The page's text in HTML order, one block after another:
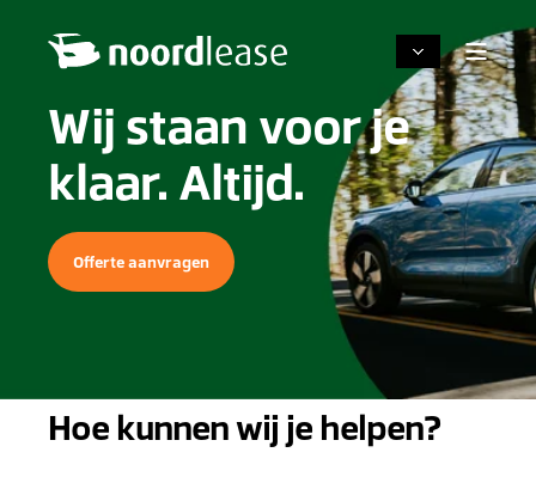
Wij staan voor je
klaar. Altijd.
Offerte aanvragen
Hoe kunnen wij je helpen?